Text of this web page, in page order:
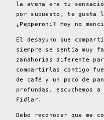
la avena era tu
por supuesto, te gusta
¿Pepperoni? Hoy no
El desayuno que
siempre se sentía muy
zanahorias diferente
compartirlas contigo
de café y un poco de
profundas, escuchemos
Fidlar.
Debo reconocer que me